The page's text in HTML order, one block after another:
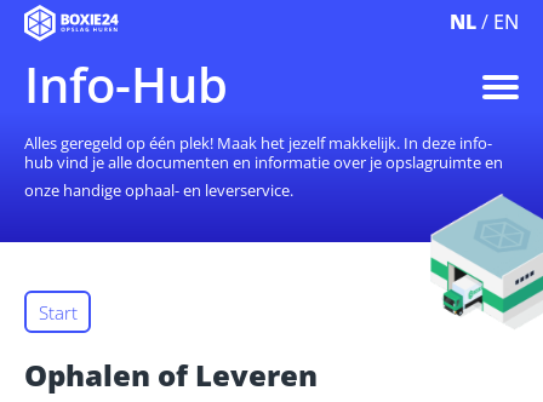
NL/ EN
Info-Hub
Alles geregeld op één plek! Maak het jezelf makkelijk. In deze info-
hub vind je alle documenten en informatie over je opslagruimte en
onze handige ophaal- en leverservice.
Start
Ophalen ofLeveren